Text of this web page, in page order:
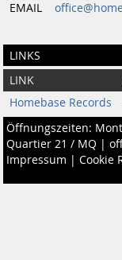
EMAIL
LINKS
LINK
Homebase Records
Öffnungszeiten:
Quartier 21 / MQ |
Impressum | Cookie